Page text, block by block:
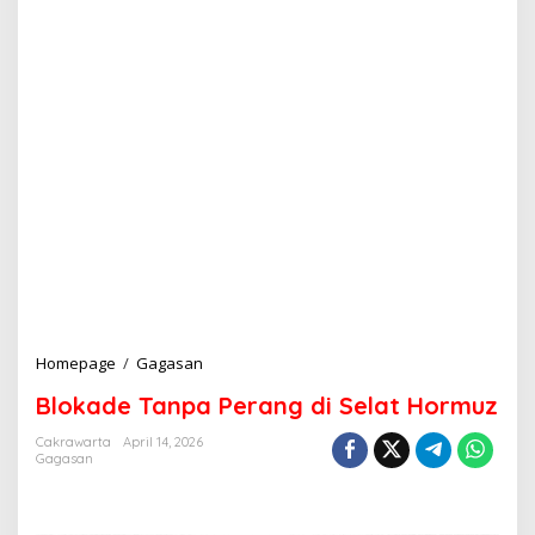
Homepage / Gagasan
o
Blokade Tanpa Perang di Selat Hormuz
Cakrawarta
April 14, 2026
Gagasan